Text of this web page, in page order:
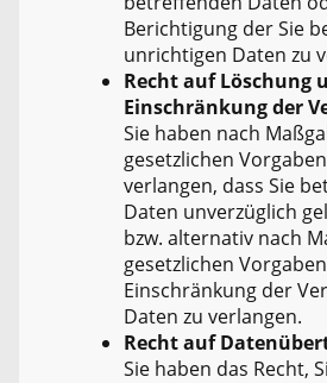
Berichtigung der Sie
unrichtigen Daten zu
Recht auf Löschung
Einschränkung der
Sie haben nach
gesetzlichen
verlangen, dass Sie
Daten unverzüglich
bzw. alternativ nach
gesetzlichen
Einschränkung der
Daten zu verlangen.
Recht auf
Sie haben das Recht,